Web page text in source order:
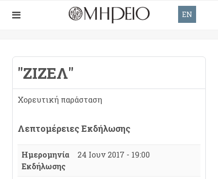
EN
"ΖΙΖΈΛ"
Χορευτική παράσταση
Λεπτομέρειες Εκδήλωσης
Ημερομηνία
Εκδήλωσης
24 Ιουν 2017 - 19:00